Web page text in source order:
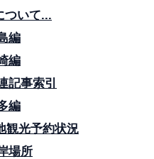
ついて...
編
編
記事索引
編
観光予約状況
場所